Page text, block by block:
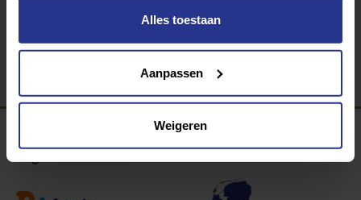
Alles toestaan
Aanpassen
Weigeren
Programma van: